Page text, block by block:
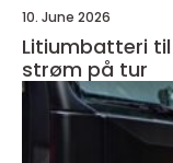
10. June 2026
Litiumbatteri
strøm på tur